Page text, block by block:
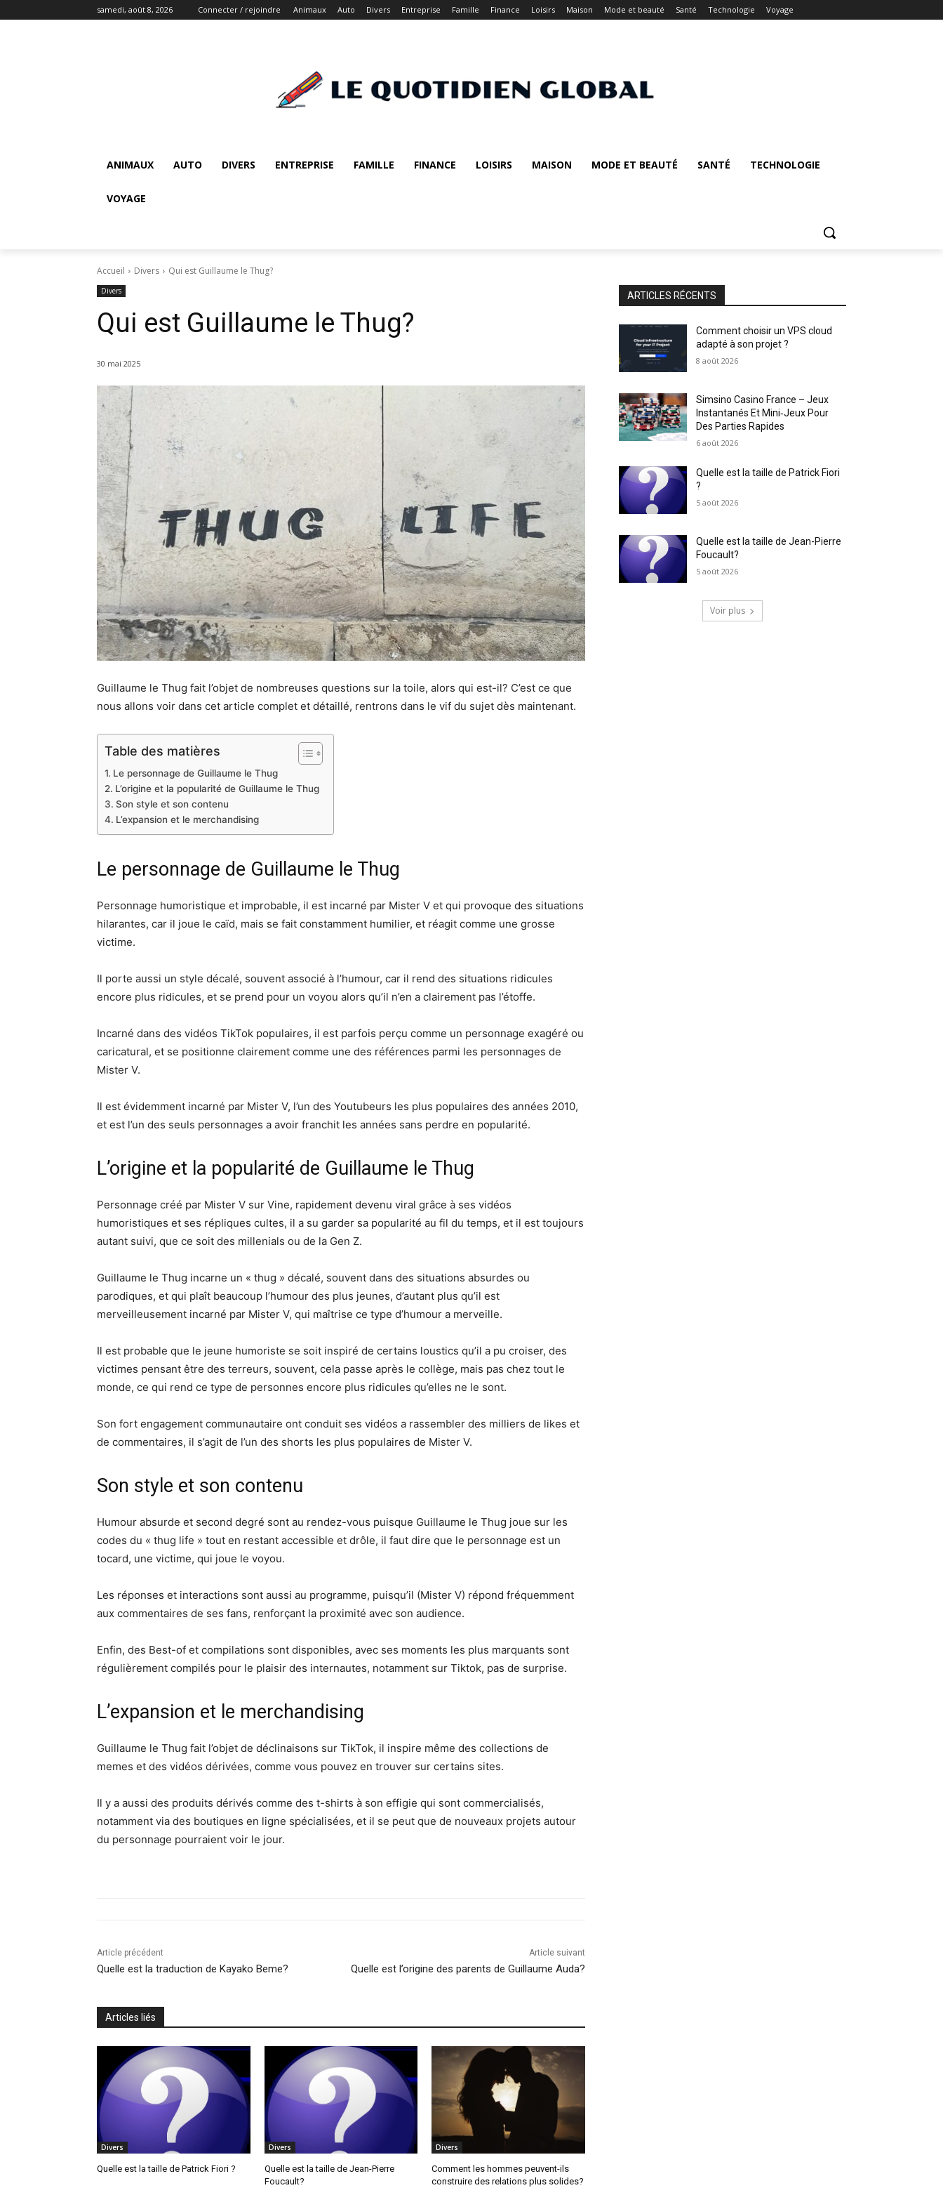
samedi, août 8, 2026 Connecter / rejoindre Animaux Auto Divers Entreprise Famille Finance Loisirs Maison Mode et beauté Santé Technologie Voyage
ANIMAUX AUTO DIVERS ENTREPRISE FAMILLE FINANCE LOISIRS MAISON MODE ET BEAUTÉ SANTÉ TECHNOLOGIE
VOYAGE
Accueil Divers Qui est Guillaume le Thug?
Divers
Qui est Guillaume le Thug?
30 mai 2025
Guillaume le Thug fait l’objet de nombreuses questions sur la toile, alors qui est-il? C’est ce que
nous allons voir dans cet article complet et détaillé, rentrons dans le vif du sujet dès maintenant.
Table des matières
Le personnage de Guillaume le Thug
L’origine et la popularité de Guillaume le Thug
Son style et son contenu
L’expansion et le merchandising
Le personnage de Guillaume le Thug
Personnage humoristique et improbable, il est incarné par Mister V et qui provoque des situations
hilarantes, car il joue le caïd, mais se fait constamment humilier, et réagit comme une grosse
victime.
Il porte aussi un style décalé, souvent associé à l’humour, car il rend des situations ridicules
encore plus ridicules, et se prend pour un voyou alors qu’il n’en a clairement pas l’étoffe.
Incarné dans des vidéos TikTok populaires, il est parfois perçu comme un personnage exagéré ou
caricatural, et se positionne clairement comme une des références parmi les personnages de
Mister V.
Il est évidemment incarné par Mister V, l’un des Youtubeurs les plus populaires des années 2010,
et est l’un des seuls personnages a avoir franchit les années sans perdre en popularité.
L’origine et la popularité de Guillaume le Thug
Personnage créé par Mister V sur Vine, rapidement devenu viral grâce à ses vidéos
humoristiques et ses répliques cultes, il a su garder sa popularité au fil du temps, et il est toujours
autant suivi, que ce soit des millenials ou de la Gen Z.
Guillaume le Thug incarne un « thug » décalé, souvent dans des situations absurdes ou
parodiques, et qui plaît beaucoup l’humour des plus jeunes, d’autant plus qu’il est
merveilleusement incarné par Mister V, qui maîtrise ce type d’humour a merveille.
Il est probable que le jeune humoriste se soit inspiré de certains loustics qu’il a pu croiser, des
victimes pensant être des terreurs, souvent, cela passe après le collège, mais pas chez tout le
monde, ce qui rend ce type de personnes encore plus ridicules qu’elles ne le sont.
Son fort engagement communautaire ont conduit ses vidéos a rassembler des milliers de likes et
de commentaires, il s’agit de l’un des shorts les plus populaires de Mister V.
Son style et son contenu
Humour absurde et second degré sont au rendez-vous puisque Guillaume le Thug joue sur les
codes du « thug life » tout en restant accessible et drôle, il faut dire que le personnage est un
tocard, une victime, qui joue le voyou.
Les réponses et interactions sont aussi au programme, puisqu’il (Mister V) répond fréquemment
aux commentaires de ses fans, renforçant la proximité avec son audience.
Enfin, des Best-of et compilations sont disponibles, avec ses moments les plus marquants sont
régulièrement compilés pour le plaisir des internautes, notamment sur Tiktok, pas de surprise.
L’expansion et le merchandising
Guillaume le Thug fait l’objet de déclinaisons sur TikTok, il inspire même des collections de
memes et des vidéos dérivées, comme vous pouvez en trouver sur certains sites.
Il y a aussi des produits dérivés comme des t-shirts à son effigie qui sont commercialisés,
notamment via des boutiques en ligne spécialisées, et il se peut que de nouveaux projets autour
du personnage pourraient voir le jour.
Article précédent
Quelle est la traduction de Kayako Beme?
Article suivant
Quelle est l’origine des parents de Guillaume Auda?
Articles liés
Divers
Quelle est la taille de Patrick Fiori ?
Divers
Quelle est la taille de Jean-Pierre
Foucault?
Divers
Comment les hommes peuvent-ils
construire des relations plus solides?
ARTICLES RÉCENTS
Comment choisir un VPS cloud
adapté à son projet ?
8 août 2026
Simsino Casino France – Jeux
Instantanés Et Mini‑Jeux Pour
Des Parties Rapides
6 août 2026
Quelle est la taille de Patrick Fiori
?
5 août 2026
Quelle est la taille de Jean-Pierre
Foucault?
5 août 2026
Voir plus